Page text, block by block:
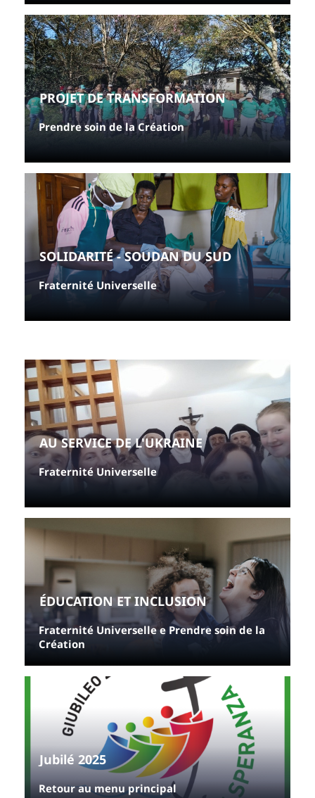
PROJET DE TRANSFORMATION
Prendre soin de la Création
SOLIDARITÉ - SOUDAN DU SUD
Fraternité Universelle
AU SERVICE DE L'UKRAINE
Fraternité Universelle
ÉDUCATION ET INCLUSION
Fraternité Universelle e Prendre soin de la
Création
Jubilé 2025
Retour au menu principal